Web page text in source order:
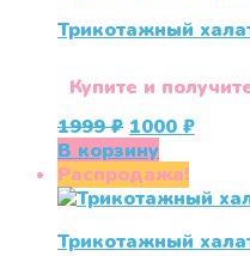
Трикотажный
Купите и
1999₽
цена
составляла
1999 ₽.
1000 ₽
В корзину
Распродажа!
Трикотажный